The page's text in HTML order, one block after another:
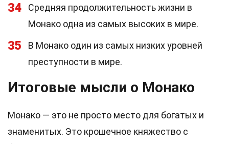
34
Средняя продолжительность жизни в
Монако одна из самых высоких в мире.
35
В Монако один из самых низких уровней
преступности в мире.
Итоговые мысли о Монако
Монако — это не просто место для богатых и
знаменитых. Это крошечное княжество с